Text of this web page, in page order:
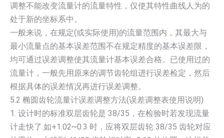
调整不能改变流量计的流量特性，仅使其特性曲线人为的
处于新的坐标系中。
一般来说，在规定(或实际使用)的流量范围内，其最大与
最小流量点的基本误差范围不在规定精度的基本误差限，
均可通过误差调整使其流量计基本误差合格。已使用过的
流量计，一般先用原来的调节齿轮组进行误差检定，然后
根据具体的误差情况再进行误差调整。
5.2 椭圆齿轮流量计误差调整方法(误差调整表使用说明)
1. 设计时的标准双层齿轮是 38/35，在检验时若发现流量
计走快了.如+1.02~0.3 时，应将双层齿轮 38/35 齿轮对应